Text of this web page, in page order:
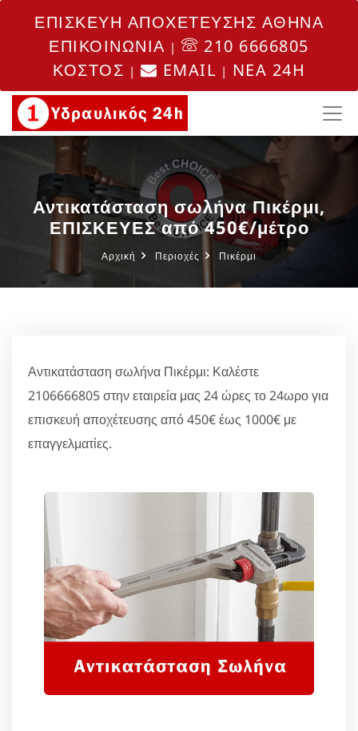
ΕΠΙΣΚΕΥΗ ΑΠΟΧΕΤΕΥΣΗΣ ΑΘΗΝΑ
ΕΠΙΚΟΙΝΩΝΙΑ |
210 6666805
ΚΟΣΤΟΣ | EMAIL | NEA 24H
Αντικατάσταση σωλήνα Πικέρμι,
ΕΠΙΣΚΕΥΕΣ από 450€/μέτρο
Αρχική Περιοχές Πικέρμι
Αντικατάσταση σωλήνα Πικέρμι: Καλέστε
2106666805 στην εταιρεία μας 24 ώρες το 24ωρο για
επισκευή αποχέτευσης από 450€ έως 1000€ με
επαγγελματίες.